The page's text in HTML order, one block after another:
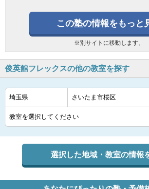
この塾の情報をもっと
※別サイトに移動します。
俊英館フレックスの他の教室を探す
選択した地域・教室の情報